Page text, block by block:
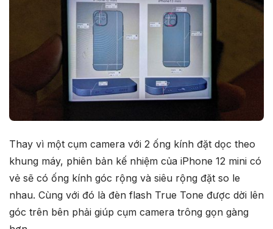
Thay vì một cụm camera với 2 ống kính đặt dọc theo
khung máy, phiên bản kế nhiệm của iPhone 12 mini có
vẻ sẽ có ống kính góc rộng và siêu rộng đặt so le
nhau. Cùng với đó là đèn flash True Tone được dời lên
góc trên bên phải giúp cụm camera trông gọn gàng